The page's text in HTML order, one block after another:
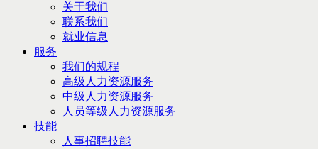
关于我们
联系我们
就业信息
服务
我们的规程
高级人力资源服务
中级人力资源服务
人员等级人力资源服务
技能
人事招聘技能